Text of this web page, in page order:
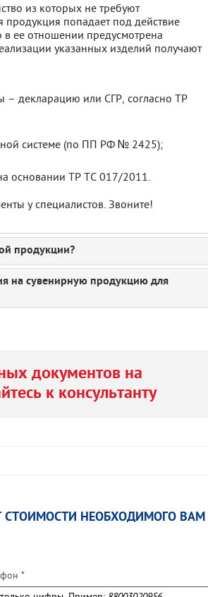
из которых не требуют
продукция попадает под действие
ее отношении предусмотрена
указанных изделий получают
декларацию или СГР, согласно ТР
системе (по ПП РФ № 2425);
основании ТР ТС 017/2011.
у специалистов. Звоните!
продукции?
на сувенирную продукцию для
документов на
к консультанту
СТОИМОСТИ НЕОБХОДИМОГО